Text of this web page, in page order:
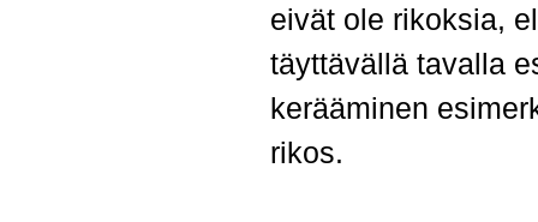
eivät ole rikoksia,
täyttävällä tavalla
kerääminen
rikos.